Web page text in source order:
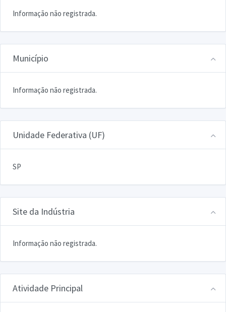
Informação não registrada.
Município
Informação não registrada.
Unidade Federativa (UF)
SP
Site da Indústria
Informação não registrada.
Atividade Principal